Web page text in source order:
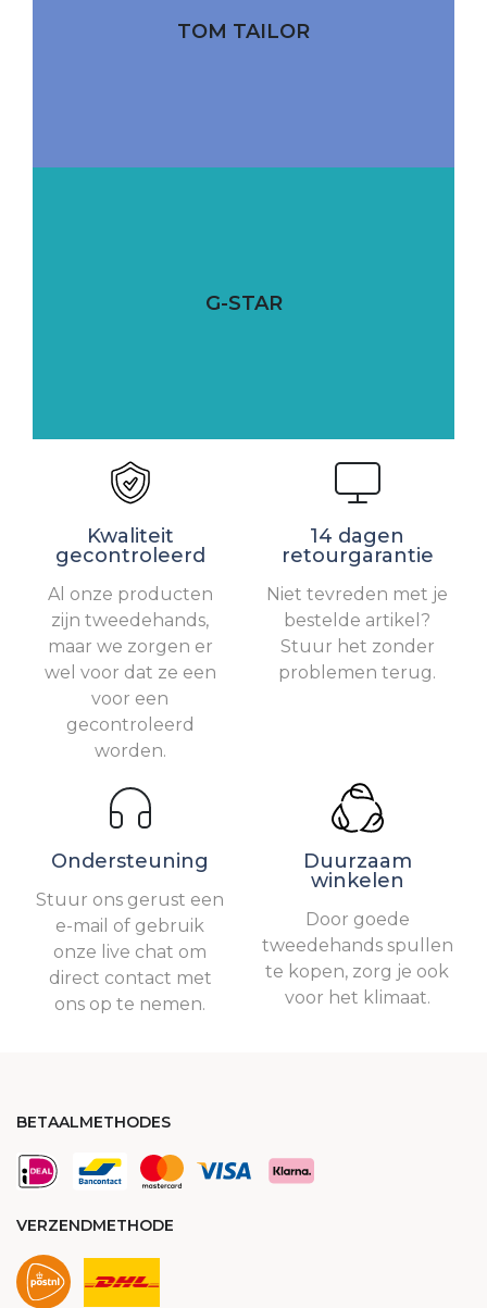
TOM TAILOR
G-STAR
Kwaliteit
gecontroleerd
Al onze producten
zijn tweedehands,
maar we zorgen er
wel voor dat ze een
voor een
gecontroleerd
worden.
14 dagen
retourgarantie
Niet tevreden met je
bestelde artikel?
Stuur het zonder
problemen terug.
Ondersteuning
Stuur ons gerust een
e-mail of gebruik
onze live chat om
direct contact met
ons op te nemen.
Duurzaam
winkelen
Door goede
tweedehands spullen
te kopen, zorg je ook
voor het klimaat.
BETAALMETHODES
VERZENDMETHODE